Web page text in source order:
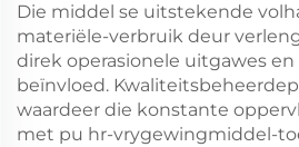
Die middel se uitstekende
materiële-verbruik deur
direk operasionele uitgawes
beïnvloed.
waardeer die konstante
met pu hr-vrygewingmiddel-